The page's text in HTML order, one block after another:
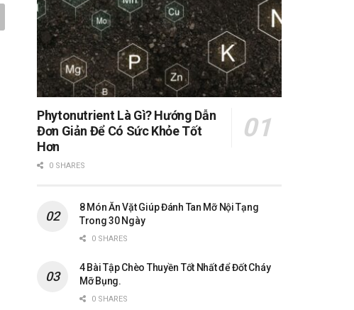
Phytonutrient Là Gì? Hướng Dẫn
Đơn Giản Để Có Sức Khỏe Tốt
Hơn
0 SHARES
8 Món Ăn Vặt Giúp Đánh Tan Mỡ Nội Tạng
Trong 30 Ngày
0 SHARES
4 Bài Tập Chèo Thuyền Tốt Nhất để Đốt Cháy
Mỡ Bụng.
0 SHARES